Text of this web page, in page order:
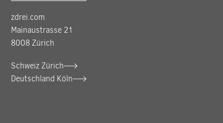
zdrei.com
Mainaustrasse 21
8008 Zürich
Schweiz Zürich
Deutschland Köln